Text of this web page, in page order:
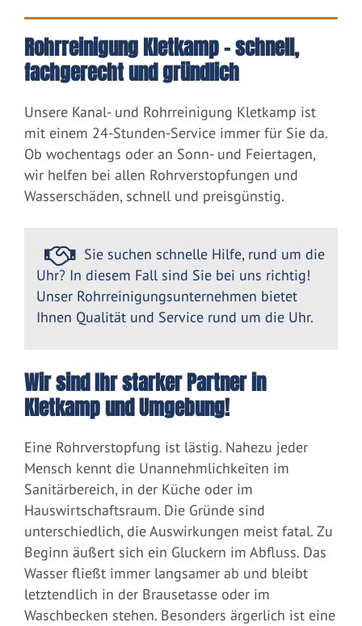
Rohrreinigung Kletkamp – schnell,
fachgerecht und gründlich
Unsere Kanal- und Rohrreinigung Kletkamp ist
mit einem 24-Stunden-Service immer für Sie da.
Ob wochentags oder an Sonn- und Feiertagen,
wir helfen bei allen Rohrverstopfungen und
Wasserschäden, schnell und preisgünstig.
Sie suchen schnelle Hilfe, rund um die
Uhr? In diesem Fall sind Sie bei uns richtig!
Unser Rohrreinigungsunternehmen bietet
Ihnen Qualität und Service rund um die Uhr.
Wir sind Ihr starker Partner in
Kletkamp und Umgebung!
Eine Rohrverstopfung ist lästig. Nahezu jeder
Mensch kennt die Unannehmlichkeiten im
Sanitärbereich, in der Küche oder im
Hauswirtschaftsraum. Die Gründe sind
unterschiedlich, die Auswirkungen meist fatal. Zu
Beginn äußert sich ein Gluckern im Abfluss. Das
Wasser fließt immer langsamer ab und bleibt
letztendlich in der Brausetasse oder im
Waschbecken stehen. Besonders ärgerlich ist eine